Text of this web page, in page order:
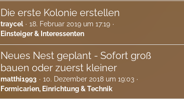
Die erste Kolonie erstellen
traycel
18. Februar 2019 um 17:19
Einsteiger & Interessenten
Neues Nest geplant - Sofort groß
bauen oder zuerst kleiner
matthi1993
10. Dezember 2018 um 19:03
Formicarien, Einrichtung & Technik